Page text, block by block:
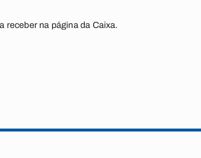
receber na página da Caixa.